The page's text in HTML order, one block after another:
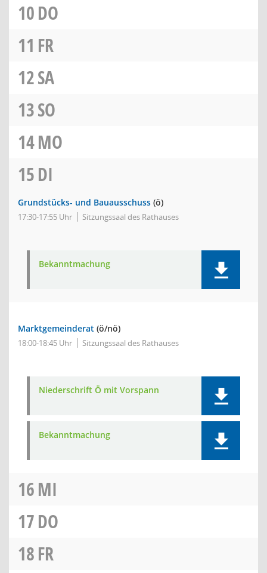
10DO
11 FR
12SA
13SO
14MO
15DI
Grundstücks- und Bauausschuss (ö)
17:30-17:55 Uhr Sitzungssaal des Rathauses
Bekanntmachung
Marktgemeinderat (ö/nö)
18:00-18:45 Uhr Sitzungssaal des Rathauses
Niederschrift Ö mit Vorspann
Bekanntmachung
16MI
17DO
18FR